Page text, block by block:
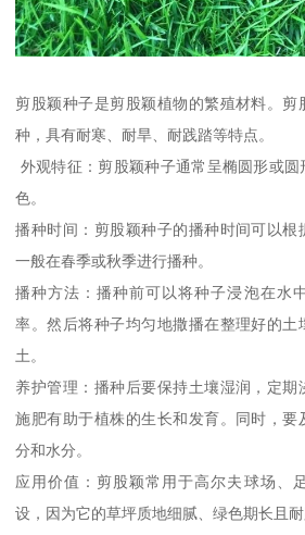
剪股颖种子是剪股颖植物的繁殖材料。剪
种，具有耐寒、耐旱、耐践踏等特点。
外观特征：剪股颖种子通常呈椭圆形或
色。
播种时间：剪股颖种子的播种时间可以根
一般在春季或秋季进行播种。
播种方法：播种前可以将种子浸泡在水
率。然后将种子均匀地撒播在整理好的土
土。
养护管理：播种后要保持土壤湿润，定
施肥有助于植株的生长和发育。同时，要
分和水分。
应用价值：剪股颖常用于高尔夫球场、
设，因为它的草坪质地细腻、绿色期长且耐